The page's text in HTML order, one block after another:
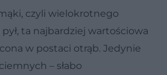
czyli wielokrotnego
ta najbardziej wartościowa
w postaci otrąb. Jedynie
– słabo